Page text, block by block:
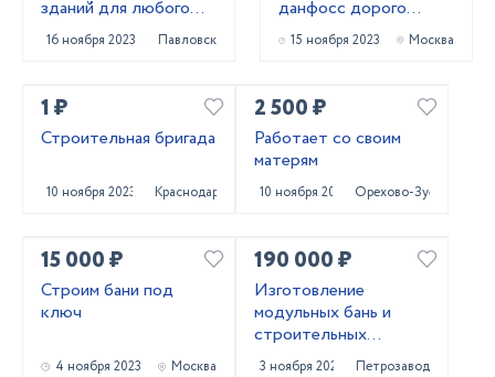
зданий для любого
бизнеса
16 ноября 2023 Павловск
данфосс дорого
срочно
15 ноября 2023 Москва
1 ₽
Строительная бригада
10 ноября 2023 Краснодар
2 500 ₽
Работает со своим
матерям
10 ноября 2023 Орехово-Зуево
15 000 ₽
Строим бани под
ключ
4 ноября 2023 Москва
190 000 ₽
Изготовление
модульных бань и
строительных
бытовое
3 ноября 2023 Петрозаводск